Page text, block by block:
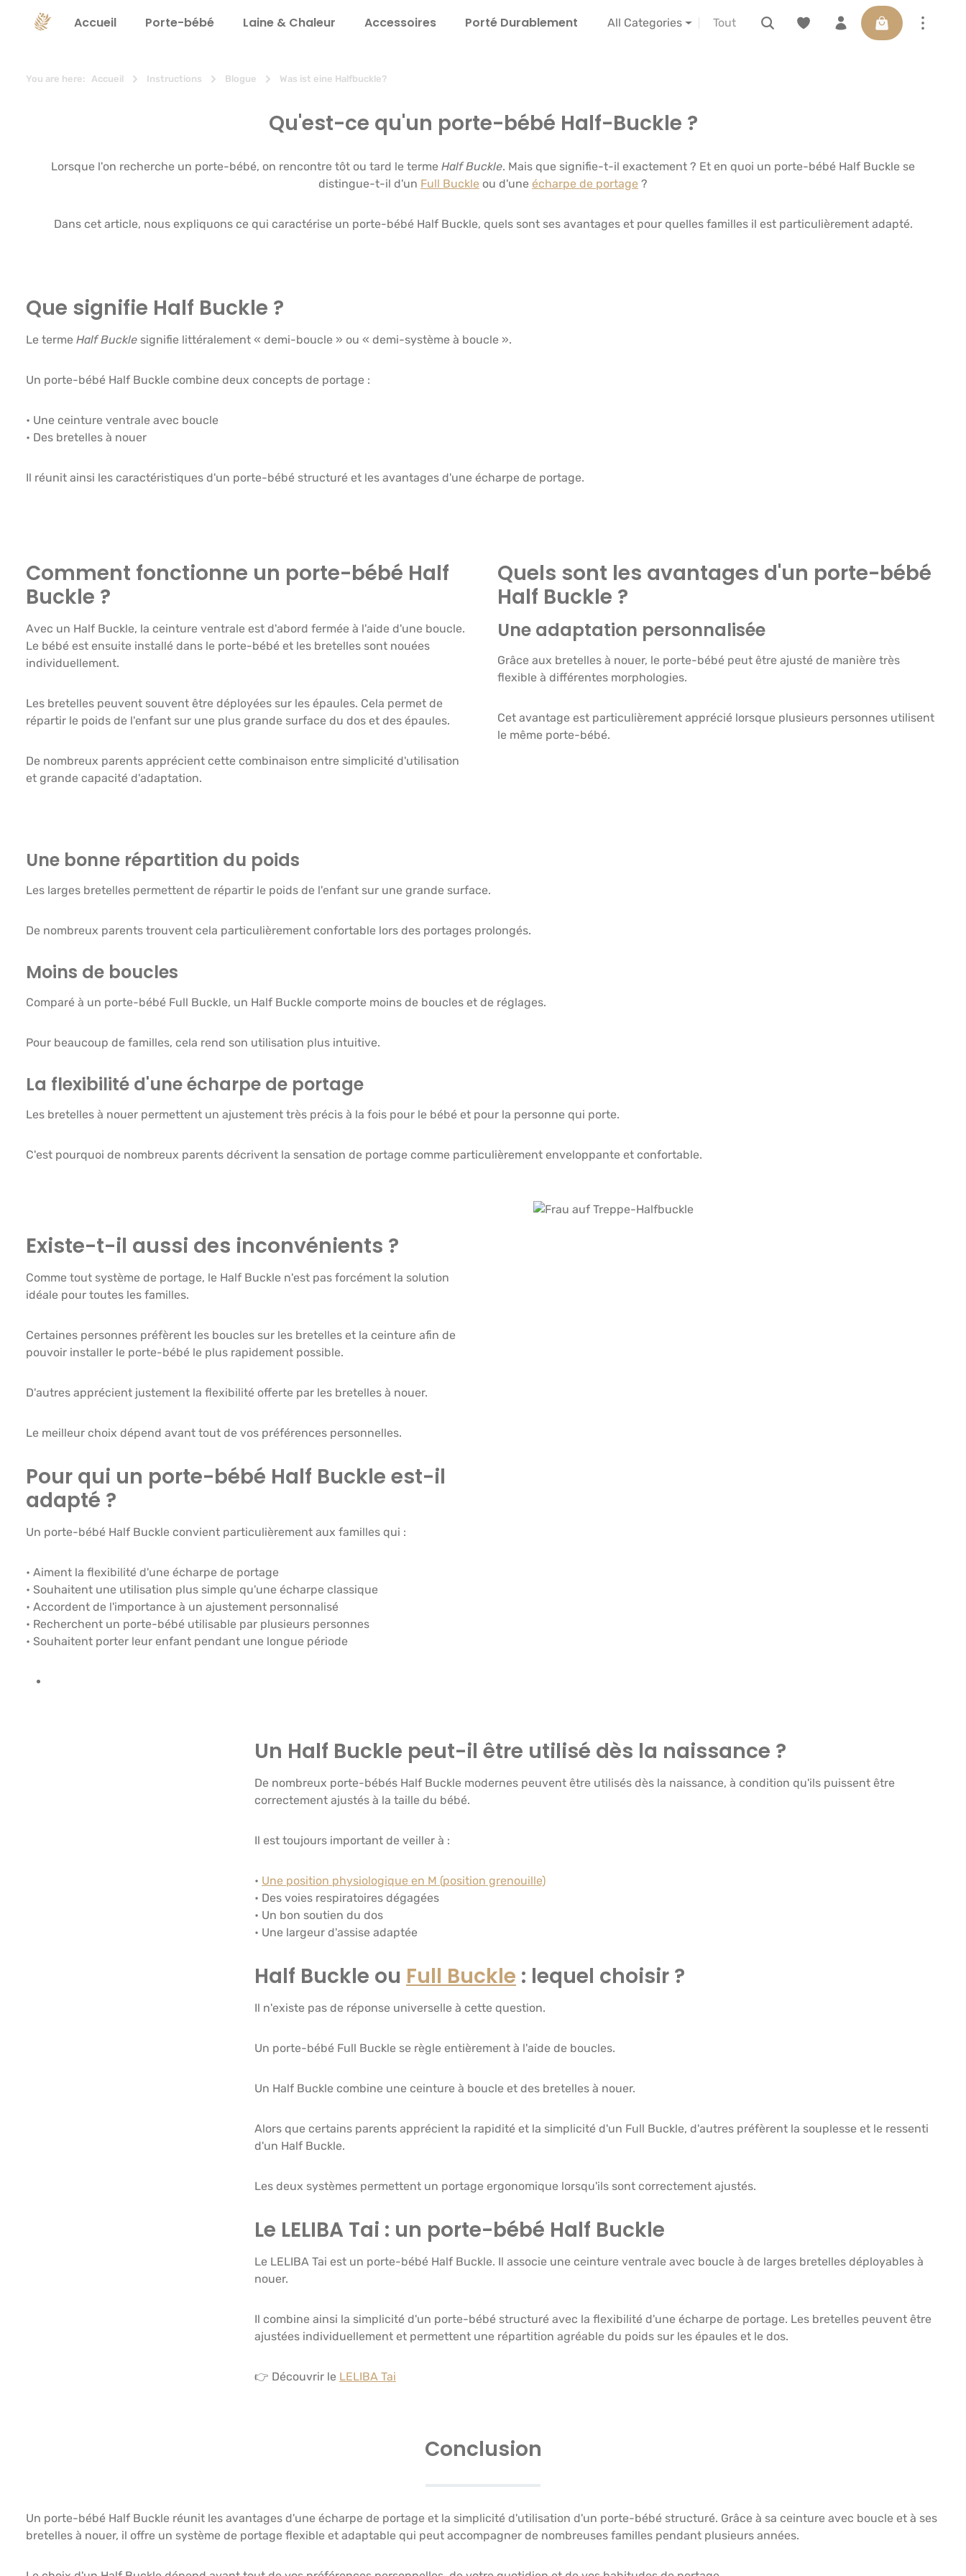
Passer à la navigation principale
Accueil Porte-bébé Laine & Chaleur Accessoires Porté Durable­ment Instructions à propos de nous LELIBA vor Ort erleben
All Categories
Le panier
You are here: Accueil Instructions Blogue Was ist eine Halfbuckle?
Qu'est-ce qu'un porte-bébé Half-Buckle ?
Lorsque l'on recherche un porte-bébé, on rencontre tôt ou tard le terme Half Buckle. Mais que signifie-t-il exactement ? Et en quoi un porte-bébé Half Buckle se
distingue-t-il d'un Full Buckle ou d'une écharpe de portage ?
Dans cet article, nous expliquons ce qui caractérise un porte-bébé Half Buckle, quels sont ses avantages et pour quelles familles il est particulièrement adapté.
Que signifie Half Buckle ?
Le terme Half Buckle signifie littéralement « demi-boucle » ou « demi-système à boucle ».
Un porte-bébé Half Buckle combine deux concepts de portage :
• Une ceinture ventrale avec boucle
• Des bretelles à nouer
Il réunit ainsi les caractéristiques d'un porte-bébé structuré et les avantages d'une écharpe de portage.
Comment fonctionne un porte-bébé Half
Buckle ?
Avec un Half Buckle, la ceinture ventrale est d'abord fermée à l'aide d'une boucle.
Le bébé est ensuite installé dans le porte-bébé et les bretelles sont nouées
individuellement.
Les bretelles peuvent souvent être déployées sur les épaules. Cela permet de
répartir le poids de l'enfant sur une plus grande surface du dos et des épaules.
De nombreux parents apprécient cette combinaison entre simplicité d'utilisation
et grande capacité d'adaptation.
Quels sont les avantages d'un porte-bébé
Half Buckle ?
Une adaptation personnalisée
Grâce aux bretelles à nouer, le porte-bébé peut être ajusté de manière très
flexible à différentes morphologies.
Cet avantage est particulièrement apprécié lorsque plusieurs personnes utilisent
le même porte-bébé.
Une bonne répartition du poids
Les larges bretelles permettent de répartir le poids de l'enfant sur une grande surface.
De nombreux parents trouvent cela particulièrement confortable lors des portages prolongés.
Moins de boucles
Comparé à un porte-bébé Full Buckle, un Half Buckle comporte moins de boucles et de réglages.
Pour beaucoup de familles, cela rend son utilisation plus intuitive.
La flexibilité d'une écharpe de portage
Les bretelles à nouer permettent un ajustement très précis à la fois pour le bébé et pour la personne qui porte.
C'est pourquoi de nombreux parents décrivent la sensation de portage comme particulièrement enveloppante et confortable.
Existe-t-il aussi des inconvénients ?
Comme tout système de portage, le Half Buckle n'est pas forcément la solution
idéale pour toutes les familles.
Certaines personnes préfèrent les boucles sur les bretelles et la ceinture afin de
pouvoir installer le porte-bébé le plus rapidement possible.
D'autres apprécient justement la flexibilité offerte par les bretelles à nouer.
Le meilleur choix dépend avant tout de vos préférences personnelles.
Pour qui un porte-bébé Half Buckle est-il
adapté ?
Un porte-bébé Half Buckle convient particulièrement aux familles qui :
• Aiment la flexibilité d'une écharpe de portage
• Souhaitent une utilisation plus simple qu'une écharpe classique
• Accordent de l'importance à un ajustement personnalisé
• Recherchent un porte-bébé utilisable par plusieurs personnes
• Souhaitent porter leur enfant pendant une longue période
Ignorer la galerie d'images
Un Half Buckle peut-il être utilisé dès la naissance ?
De nombreux porte-bébés Half Buckle modernes peuvent être utilisés dès la naissance, à condition qu'ils puissent être
correctement ajustés à la taille du bébé.
Il est toujours important de veiller à :
• Une position physiologique en M (position grenouille)
• Des voies respiratoires dégagées
• Un bon soutien du dos
• Une largeur d'assise adaptée
Half Buckle ou Full Buckle : lequel choisir ?
Il n'existe pas de réponse universelle à cette question.
Un porte-bébé Full Buckle se règle entièrement à l'aide de boucles.
Un Half Buckle combine une ceinture à boucle et des bretelles à nouer.
Alors que certains parents apprécient la rapidité et la simplicité d'un Full Buckle, d'autres préfèrent la souplesse et le ressenti
d'un Half Buckle.
Les deux systèmes permettent un portage ergonomique lorsqu'ils sont correctement ajustés.
Le LELIBA Tai : un porte-bébé Half Buckle
Le LELIBA Tai est un porte-bébé Half Buckle. Il associe une ceinture ventrale avec boucle à de larges bretelles déployables à
nouer.
Il combine ainsi la simplicité d'un porte-bébé structuré avec la flexibilité d'une écharpe de portage. Les bretelles peuvent être
ajustées individuellement et permettent une répartition agréable du poids sur les épaules et le dos.
👉 Découvrir le LELIBA Tai
Conclusion
Un porte-bébé Half Buckle réunit les avantages d'une écharpe de portage et la simplicité d'utilisation d'un porte-bébé structuré. Grâce à sa ceinture avec boucle et à ses
bretelles à nouer, il offre un système de portage flexible et adaptable qui peut accompagner de nombreuses familles pendant plusieurs années.